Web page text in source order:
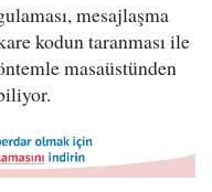
mesajlaşma
kodun taranması ile
masaüstünden